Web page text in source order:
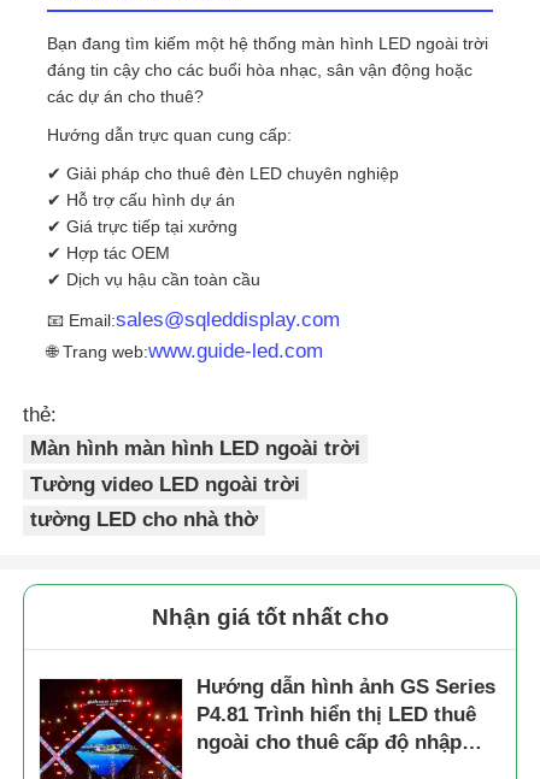
Bạn đang tìm kiếm một hệ thống màn hình LED ngoài trời
đáng tin cậy cho các buổi hòa nhạc, sân vận động hoặc
các dự án cho thuê?
Hướng dẫn trực quan cung cấp:
✔ Giải pháp cho thuê đèn LED chuyên nghiệp
✔ Hỗ trợ cấu hình dự án
✔ Giá trực tiếp tại xưởng
✔ Hợp tác OEM
✔ Dịch vụ hậu cần toàn cầu
📧 Email:sales@sqleddisplay.com
🌐 Trang web:www.guide-led.com
thẻ:
Màn hình màn hình LED ngoài trời
Tường video LED ngoài trời
tường LED cho nhà thờ
Nhận giá tốt nhất cho
Hướng dẫn hình ảnh GS Series
P4.81 Trình hiển thị LED thuê
ngoài cho thuê cấp độ nhập